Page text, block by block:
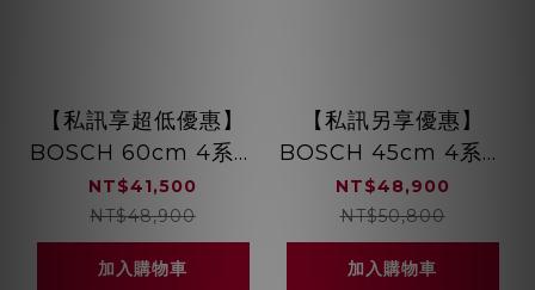
【私訊享超低優惠】
BOSCH 60cm 4系列
半嵌式洗碗機 5段洗程
SMI4HAS00X
NT$41,500
NT$48,900
加入購物車
【私訊另享優惠】
BOSCH 45cm 4系列
全嵌式洗碗機 水量自
動偵測 SPV4IMX00X
NT$48,900
NT$50,800
加入購物車